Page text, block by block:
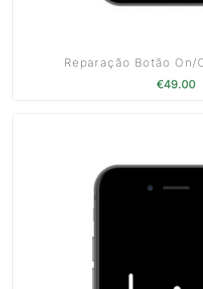
Reparação Botão
€49.00